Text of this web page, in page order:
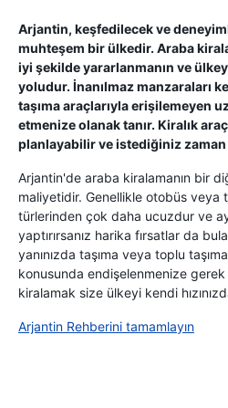
Arjantin, keşfedilecek ve
muhteşem bir ülkedir. Araba
iyi şekilde yararlanmanın ve
yoludur. İnanılmaz manzaraları
taşıma araçlarıyla erişilemeyen
etmenize olanak tanır. Kiralık
planlayabilir ve istediğiniz
Arjantin'de araba kiralamanın bir
maliyetidir. Genellikle otobüs veya
türlerinden çok daha ucuzdur ve
yaptırırsanız harika fırsatlar da
yanınızda taşıma veya toplu
konusunda endişelenmenize
kiralamak size ülkeyi kendi
Arjantin Rehberini tamamlayın